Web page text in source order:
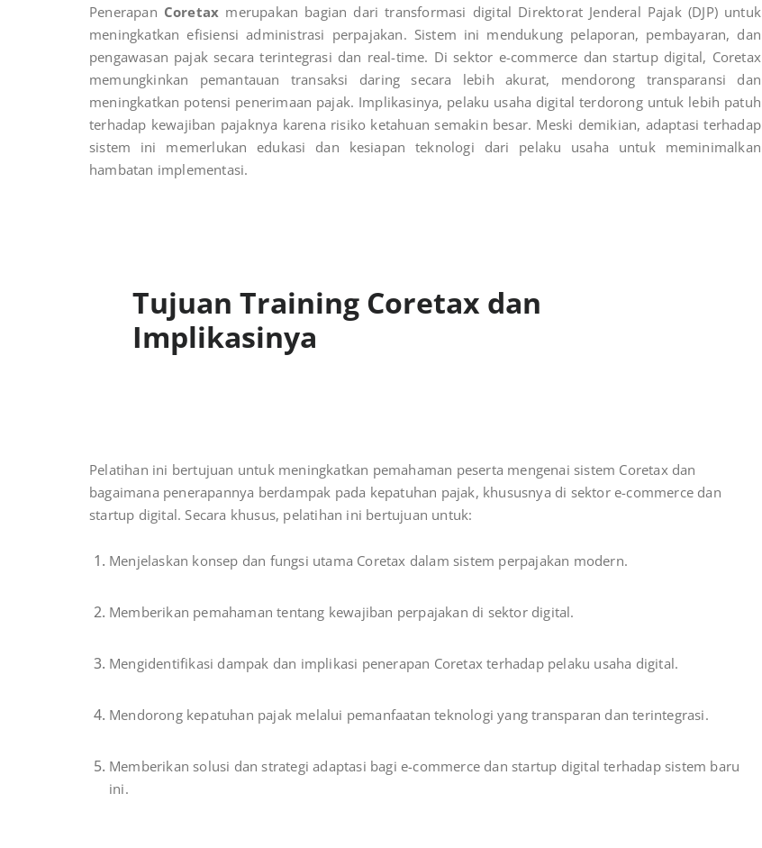
Penerapan Coretax merupakan bagian dari transformasi digital Direktorat Jenderal Pajak (DJP) untuk
meningkatkan efisiensi administrasi perpajakan. Sistem ini mendukung pelaporan, pembayaran, dan
pengawasan pajak secara terintegrasi dan real-time. Di sektor e-commerce dan startup digital, Coretax
memungkinkan pemantauan transaksi daring secara lebih akurat, mendorong transparansi dan
meningkatkan potensi penerimaan pajak. Implikasinya, pelaku usaha digital terdorong untuk lebih patuh
terhadap kewajiban pajaknya karena risiko ketahuan semakin besar. Meski demikian, adaptasi terhadap
sistem ini memerlukan edukasi dan kesiapan teknologi dari pelaku usaha untuk meminimalkan
hambatan implementasi.
Tujuan Training Coretax dan
Implikasinya
Pelatihan ini bertujuan untuk meningkatkan pemahaman peserta mengenai sistem Coretax dan
bagaimana penerapannya berdampak pada kepatuhan pajak, khususnya di sektor e-commerce dan
startup digital. Secara khusus, pelatihan ini bertujuan untuk:
Menjelaskan konsep dan fungsi utama Coretax dalam sistem perpajakan modern.
Memberikan pemahaman tentang kewajiban perpajakan di sektor digital.
Mengidentifikasi dampak dan implikasi penerapan Coretax terhadap pelaku usaha digital.
Mendorong kepatuhan pajak melalui pemanfaatan teknologi yang transparan dan terintegrasi.
Memberikan solusi dan strategi adaptasi bagi e-commerce dan startup digital terhadap sistem baru
ini.